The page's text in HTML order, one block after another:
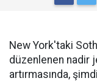
New York'taki
düzenlenen nadir
artırmasında,